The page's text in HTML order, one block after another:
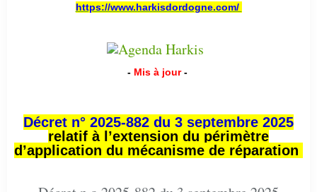
https://www.harkisdordogne.com/
- Mis à jour -
Décret n° 2025-882 du 3 septembre 2025
relatif à l’extension du périmètre
d’application du mécanisme de réparation